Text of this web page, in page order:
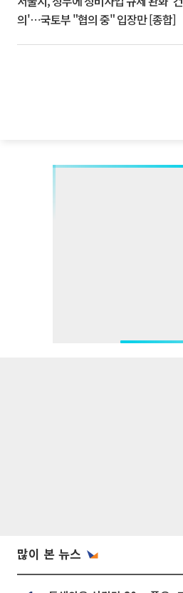
의'⋯국토부 "협의 중" 입장만 [종합]
많이 본 뉴스